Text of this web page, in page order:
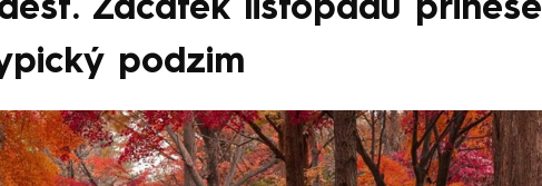
Začátek listopadu přinese
podzim